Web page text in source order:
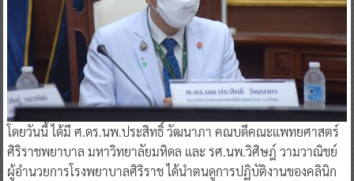
โดยวันนี้ ได้มี ศ.ดร.นพ.ประสิทธิ์ วัฒนาภา คณบดีคณะแพทยศาสตร์
ศิริราชพยาบาล มหาวิทยาลัยมหิดล และ รศ.นพ.วิศิษฎ์ วามวาณิชย์
ผู้อำนวยการโรงพยาบาลศิริราช ได้นำตนดูการปฏิบัติงานของคลินิก